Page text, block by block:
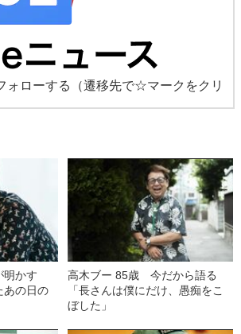
ォローする
（遷移先で☆マークをクリ
明かす
あの日の
高木ブー 85歳 今だから語る
「長さんは僕にだけ、愚痴をこ
ぼした」